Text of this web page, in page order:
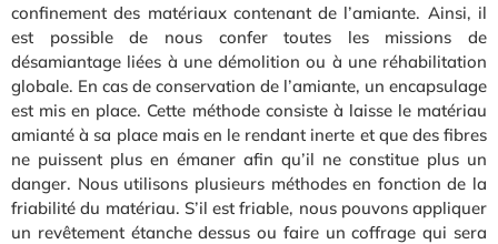
confinement des matériaux contenant de l’amiante. Ainsi, il
est possible de nous confer toutes les missions de
désamiantage liées à une démolition ou à une réhabilitation
globale. En cas de conservation de l’amiante, un encapsulage
est mis en place. Cette méthode consiste à laisse le matériau
amianté à sa place mais en le rendant inerte et que des fibres
ne puissent plus en émaner afin qu’il ne constitue plus un
danger. Nous utilisons plusieurs méthodes en fonction de la
friabilité du matériau. S’il est friable, nous pouvons appliquer
un revêtement étanche dessus ou faire un coffrage qui sera